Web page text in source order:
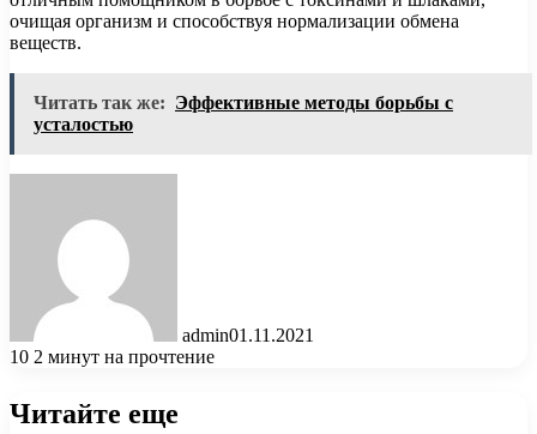
очищая организм и способствуя нормализации обмена
веществ.
Читать так же: Эффективные методы борьбы с
усталостью
admin01.11.2021
10 2 минут на прочтение
Читайте еще